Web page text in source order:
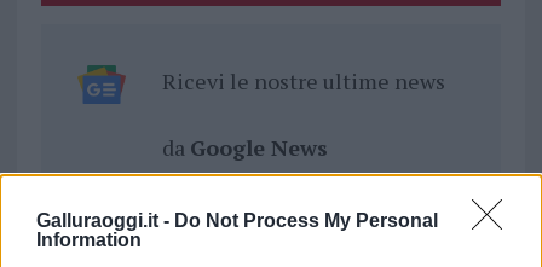
Galluraoggi.it - Do Not Process My Personal
Information
Ricevi le nostre ultime news
da Google News
Condividi l'articolo